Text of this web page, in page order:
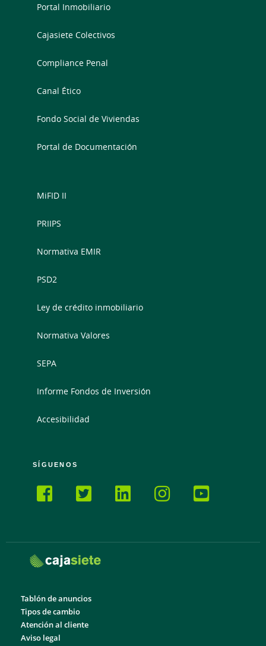
Portal Inmobiliario
Cajasiete Colectivos
Compliance Penal
Canal Ético
Fondo Social de Viviendas
Portal de Documentación
MiFID II
PRIIPS
Normativa EMIR
PSD2
Ley de crédito inmobiliario
Normativa Valores
SEPA
Informe Fondos de Inversión
Accesibilidad
SÍGUENOS
Tablón de anuncios
Tipos de cambio
Atención al cliente
Aviso legal